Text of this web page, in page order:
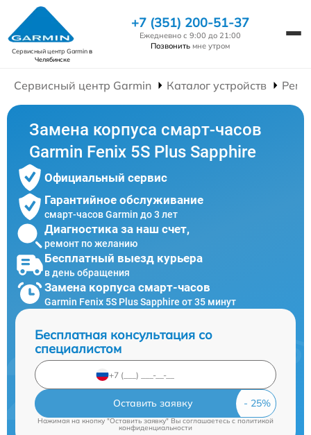
Сервисный центр Garminв
Челябинске
+7 (351) 200-51-37
Ежедневно с 9:00 до 21:00
Позвонить мне утром
Сервисный центр Garmin Каталог устройств
Замена корпуса смарт-часов
Garmin Fenix 5S Plus Sapphire
Официальный сервис
Гарантийное обслуживание
смарт-часов Garmin до 3 лет
Диагностика за наш счет,
ремонт по желанию
Бесплатный выезд курьера
в день обращения
Замена корпуса смарт-часов
Garmin Fenix 5S Plus Sapphire от 35 минут
Бесплатная консультация со
специалистом
Оставить заявку
Нажимая на кнопку "Оставить заявку" Вы соглашаетесь cполитикой
конфиденциальности